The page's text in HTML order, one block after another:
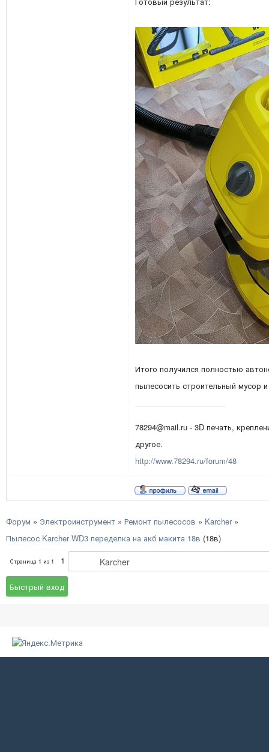
Итого получился полностью
пылесосить строительный мусор
78294@mail.ru - 3D печать,
другое.
http://www.78294.ru/forum/48
Форум » Электроинструмент » Ремонт пылесосов » Karcher »
Пылесос Karcher WD3 переделка на акб макита 18в (18в)
Страница 1 из 1 1